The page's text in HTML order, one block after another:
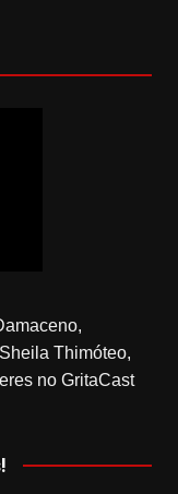
Thimóteo,
no GritaCast